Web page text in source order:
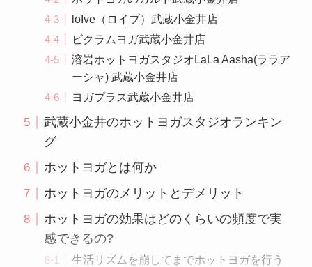
loIve（ロイブ）武蔵小金井店
ビクラムヨガ武蔵小金井店
溶岩ホットヨガスタジオLaLa Aasha(ララア
ーシャ) 武蔵小金井店
ヨガプラス武蔵小金井店
武蔵小金井のホットヨガスタジオランキン
グ
ホットヨガとは何か
ホットヨガのメリットとデメリット
ホットヨガの効果はどのくらいの頻度で実
感できるの?
生活リズムを崩してまでホットヨガを行う